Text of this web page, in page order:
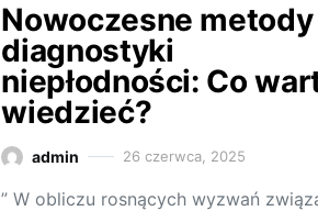
Nowoczesne metody
diagnostyki
niepłodności: Co
wiedzieć?
admin 26 czerwca, 2025
” W obliczu rosnących wyzwań